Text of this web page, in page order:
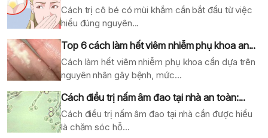
Cách trị cô bé có mùi khắm cần bắt đầu từ việc
hiểu đúng nguyên...
Top 6 cách làm hết viêm nhiễm phụ khoa an...
Cách làm hết viêm nhiễm phụ khoa cần dựa trên
nguyên nhân gây bệnh, mức...
Cách điều trị nấm âm đao tại nhà an toàn:...
Cách điều trị nấm âm đao tại nhà cần được hiểu
là chăm sóc hỗ...